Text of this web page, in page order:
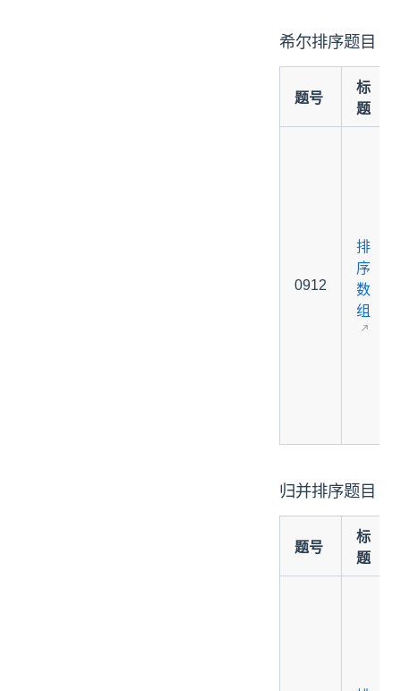
希尔排序题目
题号
标
题
0912
排
序
数
组
归并排序题目
题号
标
题